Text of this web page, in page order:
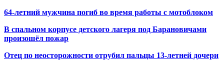
64-летний мужчина погиб во время работы с мотоблоком
В спальном корпусе детского лагеря под Барановичами
произошёл пожар
Отец по неосторожности отрубил пальцы 13-летней дочери